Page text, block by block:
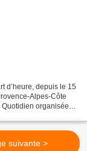
d’heure, depuis le 15
Alpes-Côte
Quotidien organisées
suivante >